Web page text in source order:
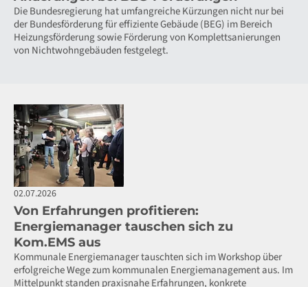
Die Bundesregierung hat umfangreiche Kürzungen nicht nur bei
der Bundesförderung für effiziente Gebäude (BEG) im Bereich
Heizungsförderung sowie Förderung von Komplettsanierungen
von Nichtwohngebäuden festgelegt.
02.07.2026
Von Erfahrungen profitieren:
Energiemanager tauschen sich zu
Kom.EMS aus
Kommunale Energiemanager tauschten sich im Workshop über
erfolgreiche Wege zum kommunalen Energiemanagement aus. Im
Mittelpunkt standen praxisnahe Erfahrungen, konkrete